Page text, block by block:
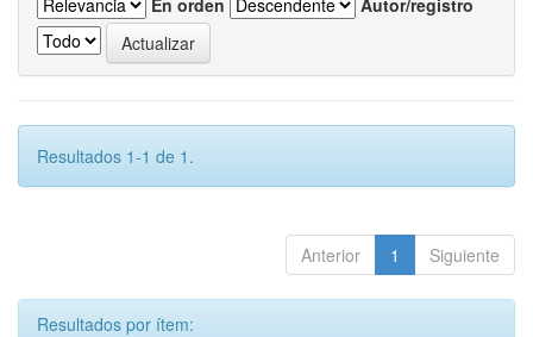
En orden
Autor/registro
Resultados 1-1 de 1.
Anterior 1 Siguiente
Resultados por ítem: